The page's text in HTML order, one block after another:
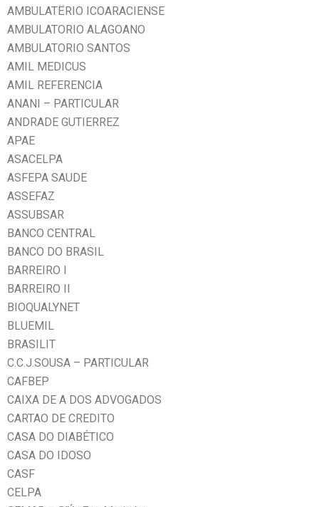
AMBULATËRIO ICOARACIENSE
AMBULATORIO ALAGOANO
AMBULATORIO SANTOS
AMIL MEDICUS
AMIL REFERENCIA
ANANI – PARTICULAR
ANDRADE GUTIERREZ
APAE
ASACELPA
ASFEPA SAUDE
ASSEFAZ
ASSUBSAR
BANCO CENTRAL
BANCO DO BRASIL
BARREIRO I
BARREIRO II
BIOQUALYNET
BLUEMIL
BRASILIT
C.C.J.SOUSA – PARTICULAR
CAFBEP
CAIXA DE A DOS ADVOGADOS
CARTAO DE CREDITO
CASA DO DIABÉTICO
CASA DO IDOSO
CASF
CELPA